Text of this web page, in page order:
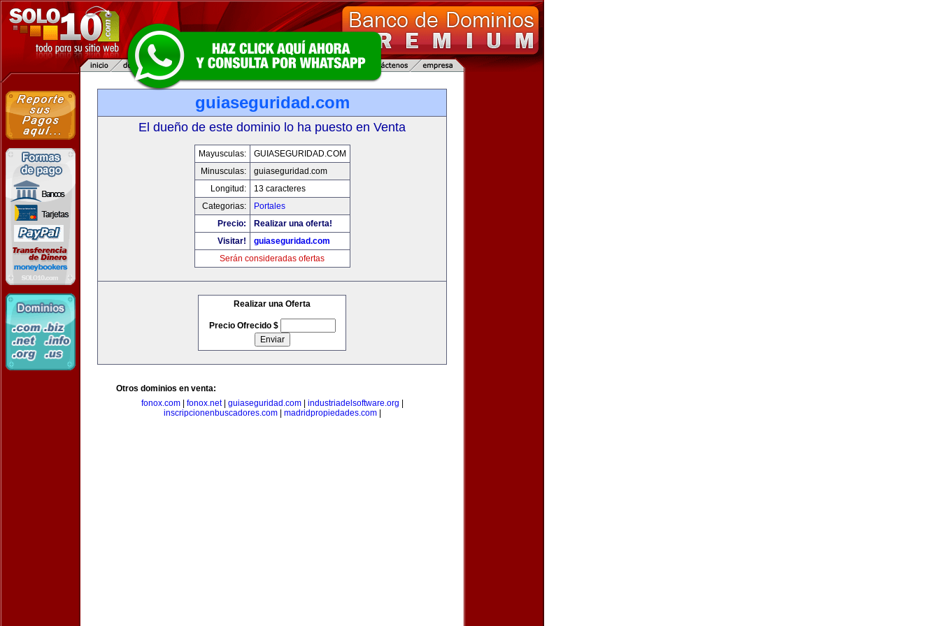
guiaseguridad.com
El dueño de este dominio lo ha puesto en Venta
Mayusculas:
GUIASEGURIDAD.COM
Minusculas:
guiaseguridad.com
Longitud:
13 caracteres
Categorias:
Portales
Precio:
Realizar una oferta!
Visitar!
guiaseguridad.com
Serán consideradas ofertas
Realizar una Oferta
Precio Ofrecido $
Otros dominios en venta:
fonox.com| fonox.net| guiaseguridad.com| industriadelsoftware.org
inscripcionenbuscadores.com| madridpropiedades.com|